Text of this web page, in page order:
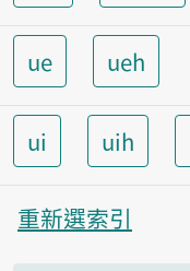
ue ueh
ui uih
重新選索引